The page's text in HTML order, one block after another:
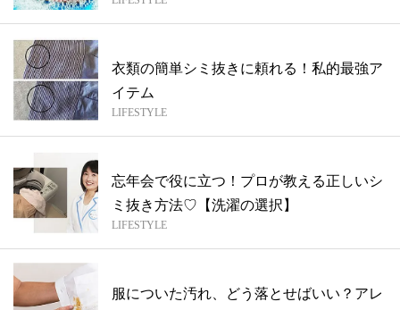
衣類の簡単シミ抜きに頼れる！私的最強ア
イテム
LIFESTYLE
忘年会で役に立つ！プロが教える正しいシ
ミ抜き方法♡【洗濯の選択】
LIFESTYLE
服についた汚れ、どう落とせばいい？アレ